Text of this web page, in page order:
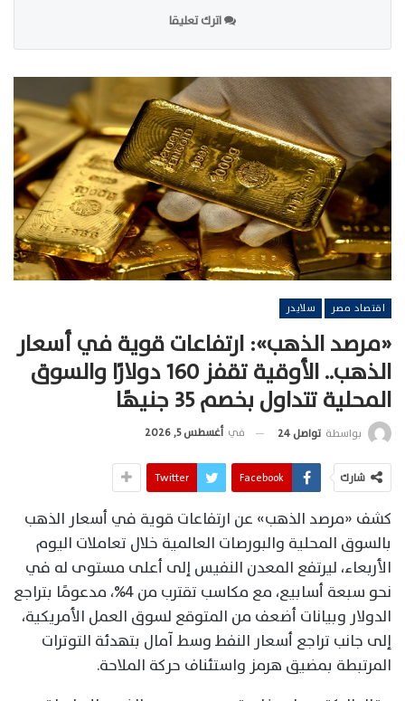
اترك تعليقا
اقتصاد مصر سلايدر
«مرصد الذهب»: ارتفاعات قوية في أسعار
الذهب.. الأوقية تقفز 160 دولارًا والسوق
المحلية تتداول بخصم 35 جنيهًا
بواسطة تواصل 24 في أغسطس 5, 2026
شارك Facebook
Twitter
كشف «مرصد الذهب» عن ارتفاعات قوية في أسعار الذهب
بالسوق المحلية والبورصات العالمية خلال تعاملات اليوم
الأربعاء، ليرتفع المعدن النفيس إلى أعلى مستوى له في
نحو سبعة أسابيع، مع مكاسب تقترب من 4%، مدعومًا بتراجع
الدولار وبيانات أضعف من المتوقع لسوق العمل الأمريكية،
إلى جانب تراجع أسعار النفط وسط آمال بتهدئة التوترات
المرتبطة بمضيق هرمز واستئناف حركة الملاحة.